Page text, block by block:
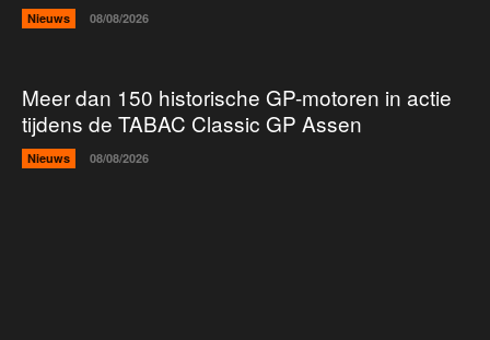
Nieuws 08/08/2026
Meer dan 150 historische GP-motoren in actie
tijdens de TABAC Classic GP Assen
Nieuws 08/08/2026